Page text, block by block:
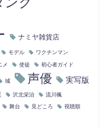
ナミヤ雑貨店
モデル ワクチンマン
メ 使徒 初心者ガイド
城 声優 実写版
沢北栄治 流川楓
舞台 見どころ 視聴順